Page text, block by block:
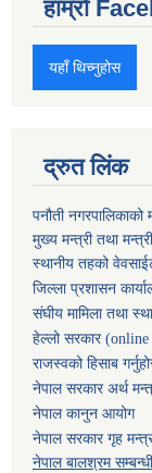
हाम्रो
यहाँ थिच्नुहोस
द्रुत लिंक
पनौती नगरपालिकाको
मुख्य मन्त्री तथा
स्थानीय तहको
जिल्ला प्रशासन
संघीय मामिला तथा
हेल्लो सरकार (online
राजस्वको हिसाब
नेपाल सरकार अर्थ
नेपाल कानुन आयोग
नेपाल सरकार गृह
नेपाल बालश्रम